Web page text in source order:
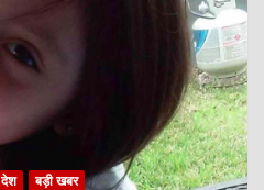
देश बड़ी खबर